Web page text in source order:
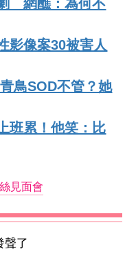
網醮：為何不
影像案30被害人
鳥SOD不管？她
班累！他笑：比
見面會
聲了